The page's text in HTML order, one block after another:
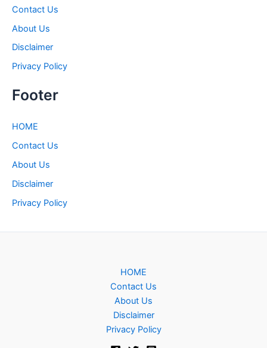
Contact Us
About Us
Disclaimer
Privacy Policy
Footer
HOME
Contact Us
About Us
Disclaimer
Privacy Policy
HOME
Contact Us
About Us
Disclaimer
Privacy Policy